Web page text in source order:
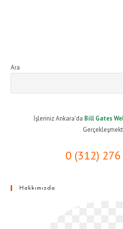
Ara
İşleriniz Ankara'da Bill Gates
0 (312)
Hakkımızda